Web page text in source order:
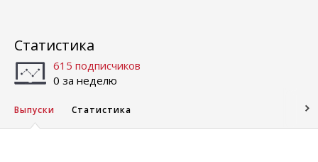
Статистика
615 подписчиков
0 за неделю
Выпуски Статистика